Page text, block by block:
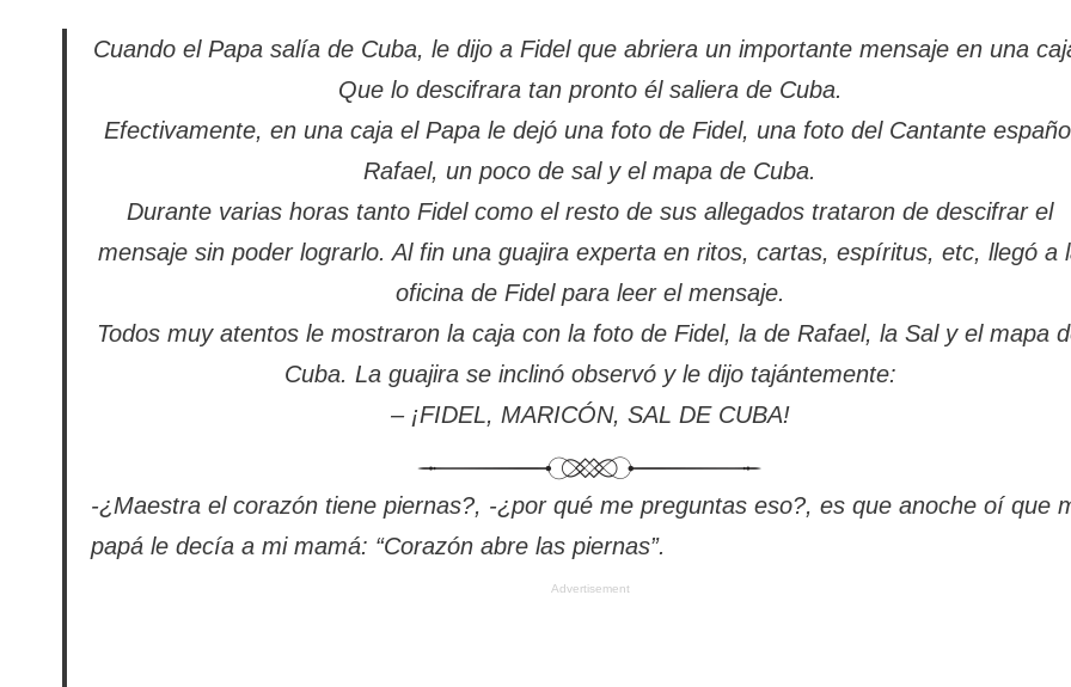
Cuando el Papa salía de Cuba, le dijo a Fidel que abriera un importante mensaje en una
Que lo descifrara tan pronto él saliera de Cuba.
Efectivamente, en una caja el Papa le dejó una foto de Fidel, una foto del Cantante
Rafael, un poco de sal y el mapa de Cuba.
Durante varias horas tanto Fidel como el resto de sus allegados trataron de descifrar el
mensaje sin poder lograrlo. Al fin una guajira experta en ritos, cartas, espíritus, etc, llegó a
oficina de Fidel para leer el mensaje.
Todos muy atentos le mostraron la caja con la foto de Fidel, la de Rafael, la Sal y el mapa
Cuba. La guajira se inclinó observó y le dijo tajántemente:
– ¡FIDEL, MARICÓN, SAL DE CUBA!
-¿Maestra el corazón tiene piernas?, -¿por qué me preguntas eso?, es que anoche oí que
papá le decía a mi mamá: “Corazón abre las piernas”.
Advertisement